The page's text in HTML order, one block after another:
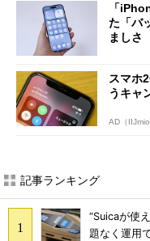
「
た「バ
ましさ
スマホ
うキャ
AD（IIJmio
記事ランキング
“Suicaが使
題なく運用